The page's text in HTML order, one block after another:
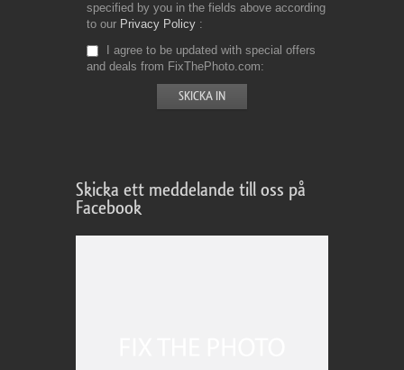
specified by you in the fields above according
to our Privacy Policy
I agree to be updated with special offers
and deals from FixThePhoto.com
Skicka ett meddelande till oss på
Facebook